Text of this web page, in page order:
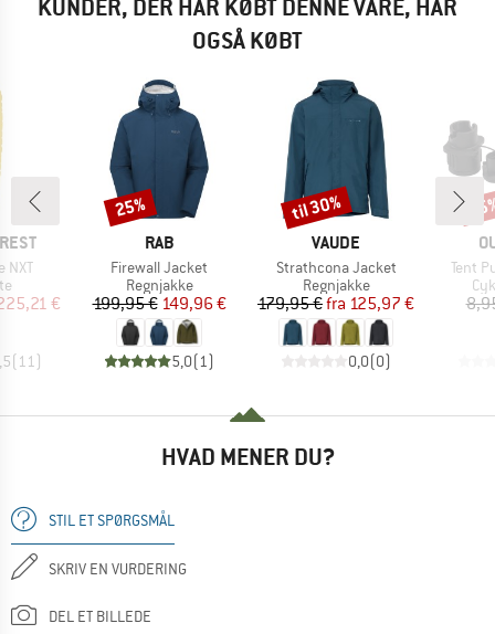
KUNDER, DER HAR KØBT DENNE VARE, HAR
OGSÅ KØBT
NXT
pris
€
(11)
MÆRKE
RAB
Artikel
Firewall Jacket
Produktgruppe
Regnjakke
Pris
199,95 €Nedsat pris
149,96 €
5,0(1)
Rabat
25%
MÆRKE
VAUDE
Artikel
Strathcona Jacket
Produktgruppe
Regnjakke
Pris
179,95 € Nedsat pris
fra 125,97 €
0,0(0)
Rabat
til 30%
Artikel
Tent
HVAD MENER DU?
STIL ET SPØRGSMÅL
SKRIV EN VURDERING
DEL ET BILLEDE